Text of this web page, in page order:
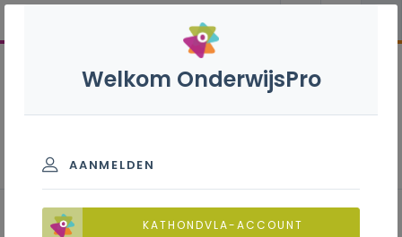
28 mei 2026 –
Welkom OnderwijsPro
AANMELDEN
KATHONDVLA-ACCOUNT